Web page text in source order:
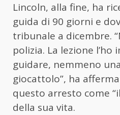
Lincoln, alla fine, ha
guida di 90 giorni e
tribunale a dicembre.
polizia. La lezione
guidare, nemmeno
giocattolo”, ha
questo arresto come
della sua vita.